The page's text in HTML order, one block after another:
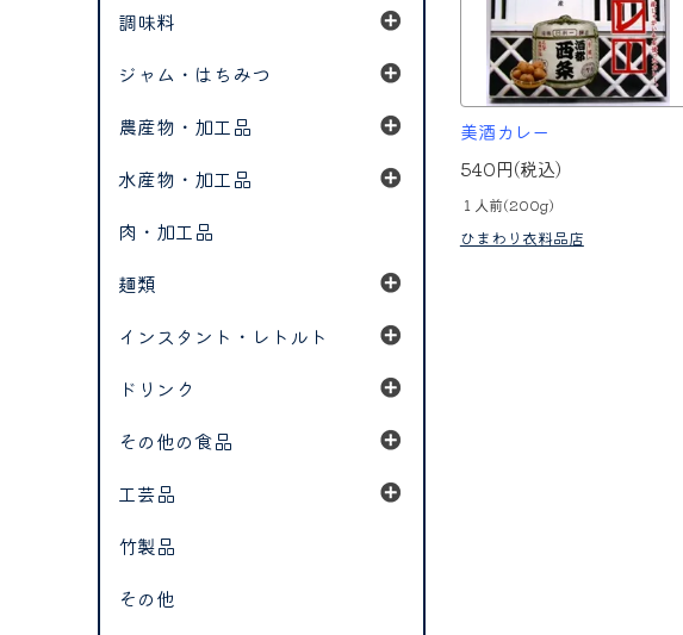
美酒カレー
540円(税込)
１人前(200g)
ひまわり衣料品店
調味料
ジャム・はちみつ
農産物・加工品
水産物・加工品
肉・加工品
麺類
インスタント・レトルト
ドリンク
その他の食品
工芸品
竹製品
その他